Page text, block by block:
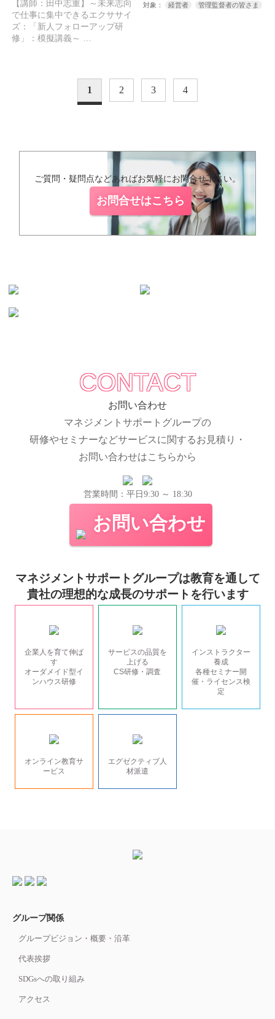
【講師：田中志重】～未来志向
で仕事に集中できるエクササイ
ズ：「新人フォローアップ研
修」：模擬講義～ …
ングとは何か～
対象： 経営者 管理監督者の皆さま
1 2 3 4
ご質問・疑問点などあればお気軽にお問合せ下さい。
お問合せはこちら
CONTACT
お問い合わせ
マネジメントサポートグループの
研修やセミナーなどサービスに関するお見積り・
お問い合わせはこちらから
営業時間：平日9:30 ～ 18:30
お問い合わせ
マネジメントサポートグループは教育を通して
貴社の理想的な成長のサポートを行います
企業人を育て伸ば
す
オーダメイド型イ
ンハウス研修
サービスの品質を
上げる
CS研修・調査
インストラクター
養成
各種セミナー開
催・ライセンス検
定
オンライン教育サ
ービス
エグゼクティブ人
材派遣
グループ関係
グループビジョン・概要・沿革
代表挨拶
SDGsへの取り組み
アクセス